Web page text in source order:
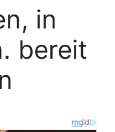
in
bereit